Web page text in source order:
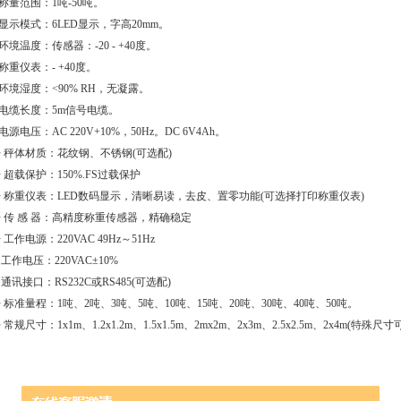
量范围：1吨-50吨。
示模式：6LED显示，字高20mm。
境温度：传感器：-20 - +40度。
重仪表：- +40度。
境湿度：<90% RH，无凝露。
缆长度：5m信号电缆。
源电压：AC 220V+10%，50Hz。DC 6V4Ah。
体材质：花纹钢、不锈钢(可选配)
载保护：150%.FS过载保护
重仪表：LED数码显示，清晰易读，去皮、置零功能(可选择打印称重仪表)
感 器：高精度称重传感器，精确稳定
作电源：220VAC 49Hz～51Hz
作电压：220VAC±10%
讯接口：RS232C或RS485(可选配)
准量程：1吨、2吨、3吨、5吨、10吨、15吨、20吨、30吨、40吨、50吨。
规尺寸：1x1m、1.2x1.2m、1.5x1.5m、2mx2m、2x3m、2.5x2.5m、2x4m(特殊尺寸